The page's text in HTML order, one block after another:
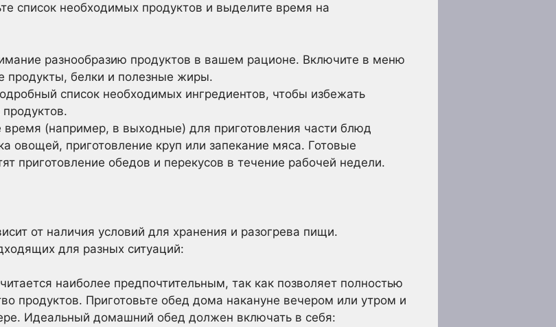
список необходимых продуктов и выделите время на
разнообразию продуктов в вашем рационе. Включите в меню
продукты, белки и полезные жиры.
список необходимых ингредиентов, чтобы избежать
время (например, в выходные) для приготовления части блюд
овощей, приготовление круп или запекание мяса. Готовые
приготовление обедов и перекусов в течение рабочей недели.
от наличия условий для хранения и разогрева пищи.
для разных ситуаций:
наиболее предпочтительным, так как позволяет полностью
продуктов. Приготовьте обед дома накануне вечером или утром и
Идеальный домашний обед должен включать в себя: